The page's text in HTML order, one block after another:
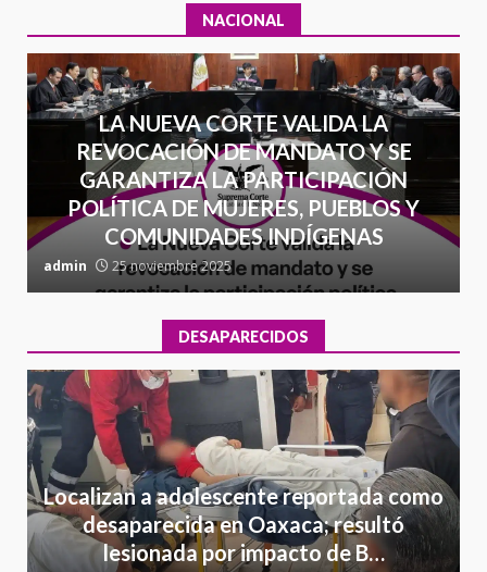
NACIONAL
LA NUEVA CORTE VALIDA LA
REVOCACIÓN DE MANDATO Y SE
GARANTIZA LA PARTICIPACIÓN
POLÍTICA DE MUJERES, PUEBLOS Y
COMUNIDADES INDÍGENAS
admin 25 noviembre 2025
DESAPARECIDOS
Localizan a adolescente reportada como
desaparecida en Oaxaca; resultó
lesionada por impacto de B…